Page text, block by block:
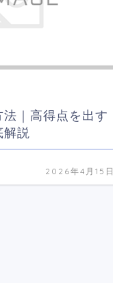
｜高得点を出す
説
2026年4月15日